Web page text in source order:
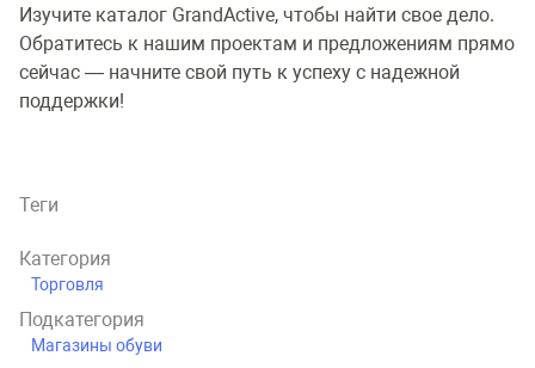
Изучите каталог GrandActive, чтобы найти свое дело.
Обратитесь к нашим проектам и предложениям прямо
сейчас — начните свой путь к успеху с надежной
поддержки!
Теги
Категория
Торговля
Подкатегория
Магазины обуви